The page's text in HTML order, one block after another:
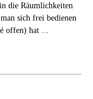
die Räumlichkeiten
sich frei bedienen
offen) hat ...